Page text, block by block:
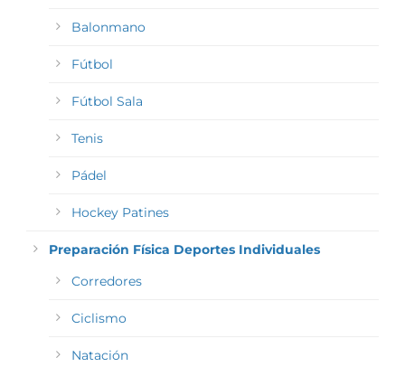
Balonmano
Fútbol
Fútbol Sala
Tenis
Pádel
Hockey Patines
Preparación Física Deportes Individuales
Corredores
Ciclismo
Natación